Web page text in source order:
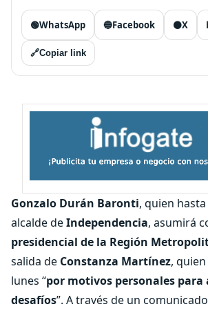
🟢WhatsApp 🔵Facebook ⚫X
🔗Copiar link
Gonzalo Durán Baronti, quien
alcalde deIndependencia, asumirá
presidencial de la Región
salida de Constanza Martínez,
lunes “por motivos personales
desafíos”. A través de un